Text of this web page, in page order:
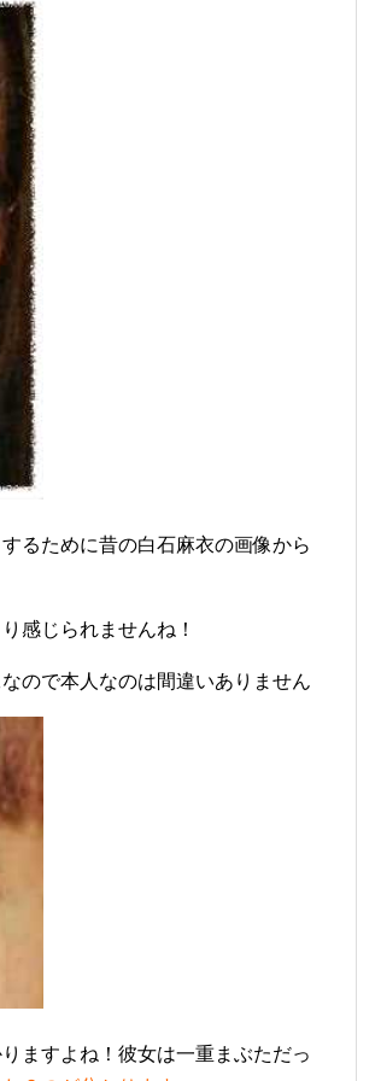
るために昔の白石麻衣の画像から
感じられませんね！
ので本人なのは間違いありません
ますよね！彼女は一重まぶただっ